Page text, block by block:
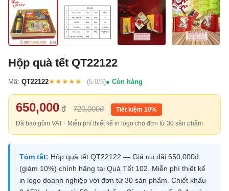
Hộp quà tết QT22122
Mã: QT22122★★★★★ (5.0/5) Còn hàng
650,000 đ 720,000đ
Tiết kiệm 10%
Đã bao gồm VAT · Miễn phí thiết kế in logo cho đơn từ 30 sản phẩm
Tóm tắt: Hộp quà tết QT22122 — Giá ưu đãi 650,000đ
(giảm 10%) chính hãng tại Quà Tết 102. Miễn phí thiết kế
in logo doanh nghiệp với đơn từ 30 sản phẩm. Chiết khấu